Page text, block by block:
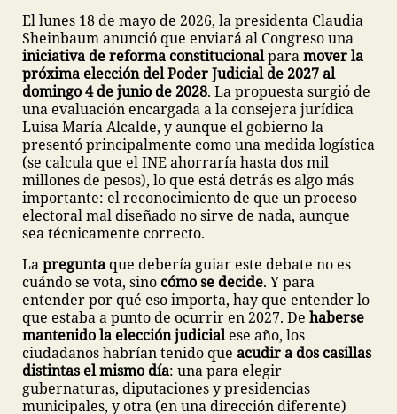
El lunes 18 de mayo de 2026, la presidenta Claudia
Sheinbaum anunció que enviará al Congreso una
iniciativa de reforma constitucionalparamover la
próxima elección del Poder Judicial de 2027 al
domingo 4 de junio de 2028. La propuesta surgió de
una evaluación encargada a la consejera jurídica
Luisa María Alcalde, y aunque el gobierno la
presentó principalmente como una medida logística
(se calcula que el INE ahorraría hasta dos mil
millones de pesos), lo que está detrás es algo más
importante: el reconocimiento de que un proceso
electoral mal diseñado no sirve de nada, aunque
sea técnicamente correcto.
Lapreguntaque debería guiar este debate no es
cuándo se vota, sino cómo se decide. Y para
entender por qué eso importa, hay que entender lo
que estaba a punto de ocurrir en 2027. De haberse
mantenido la elección judicialese año, los
ciudadanos habrían tenido que acudir a dos casillas
distintas el mismo día: una para elegir
gubernaturas, diputaciones y presidencias
municipales, y otra (en una dirección diferente)